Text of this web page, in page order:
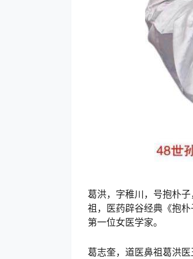
葛洪，字稚川，号抱朴
祖，医药辟谷经典《抱
第一位女医学家。
葛志奎，道医鼻祖葛洪